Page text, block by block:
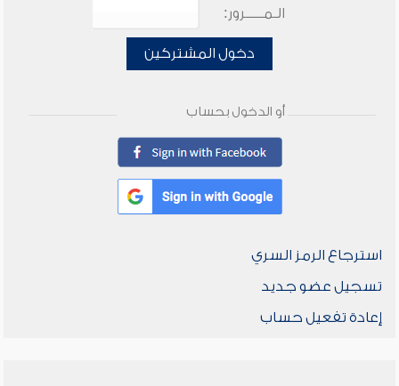
الـمـــــرور:
دخول المشتركين
أو الدخول بحساب
استرجاع الرمز السري
تسجيل عضو جديد
إعادة تفعيل حساب